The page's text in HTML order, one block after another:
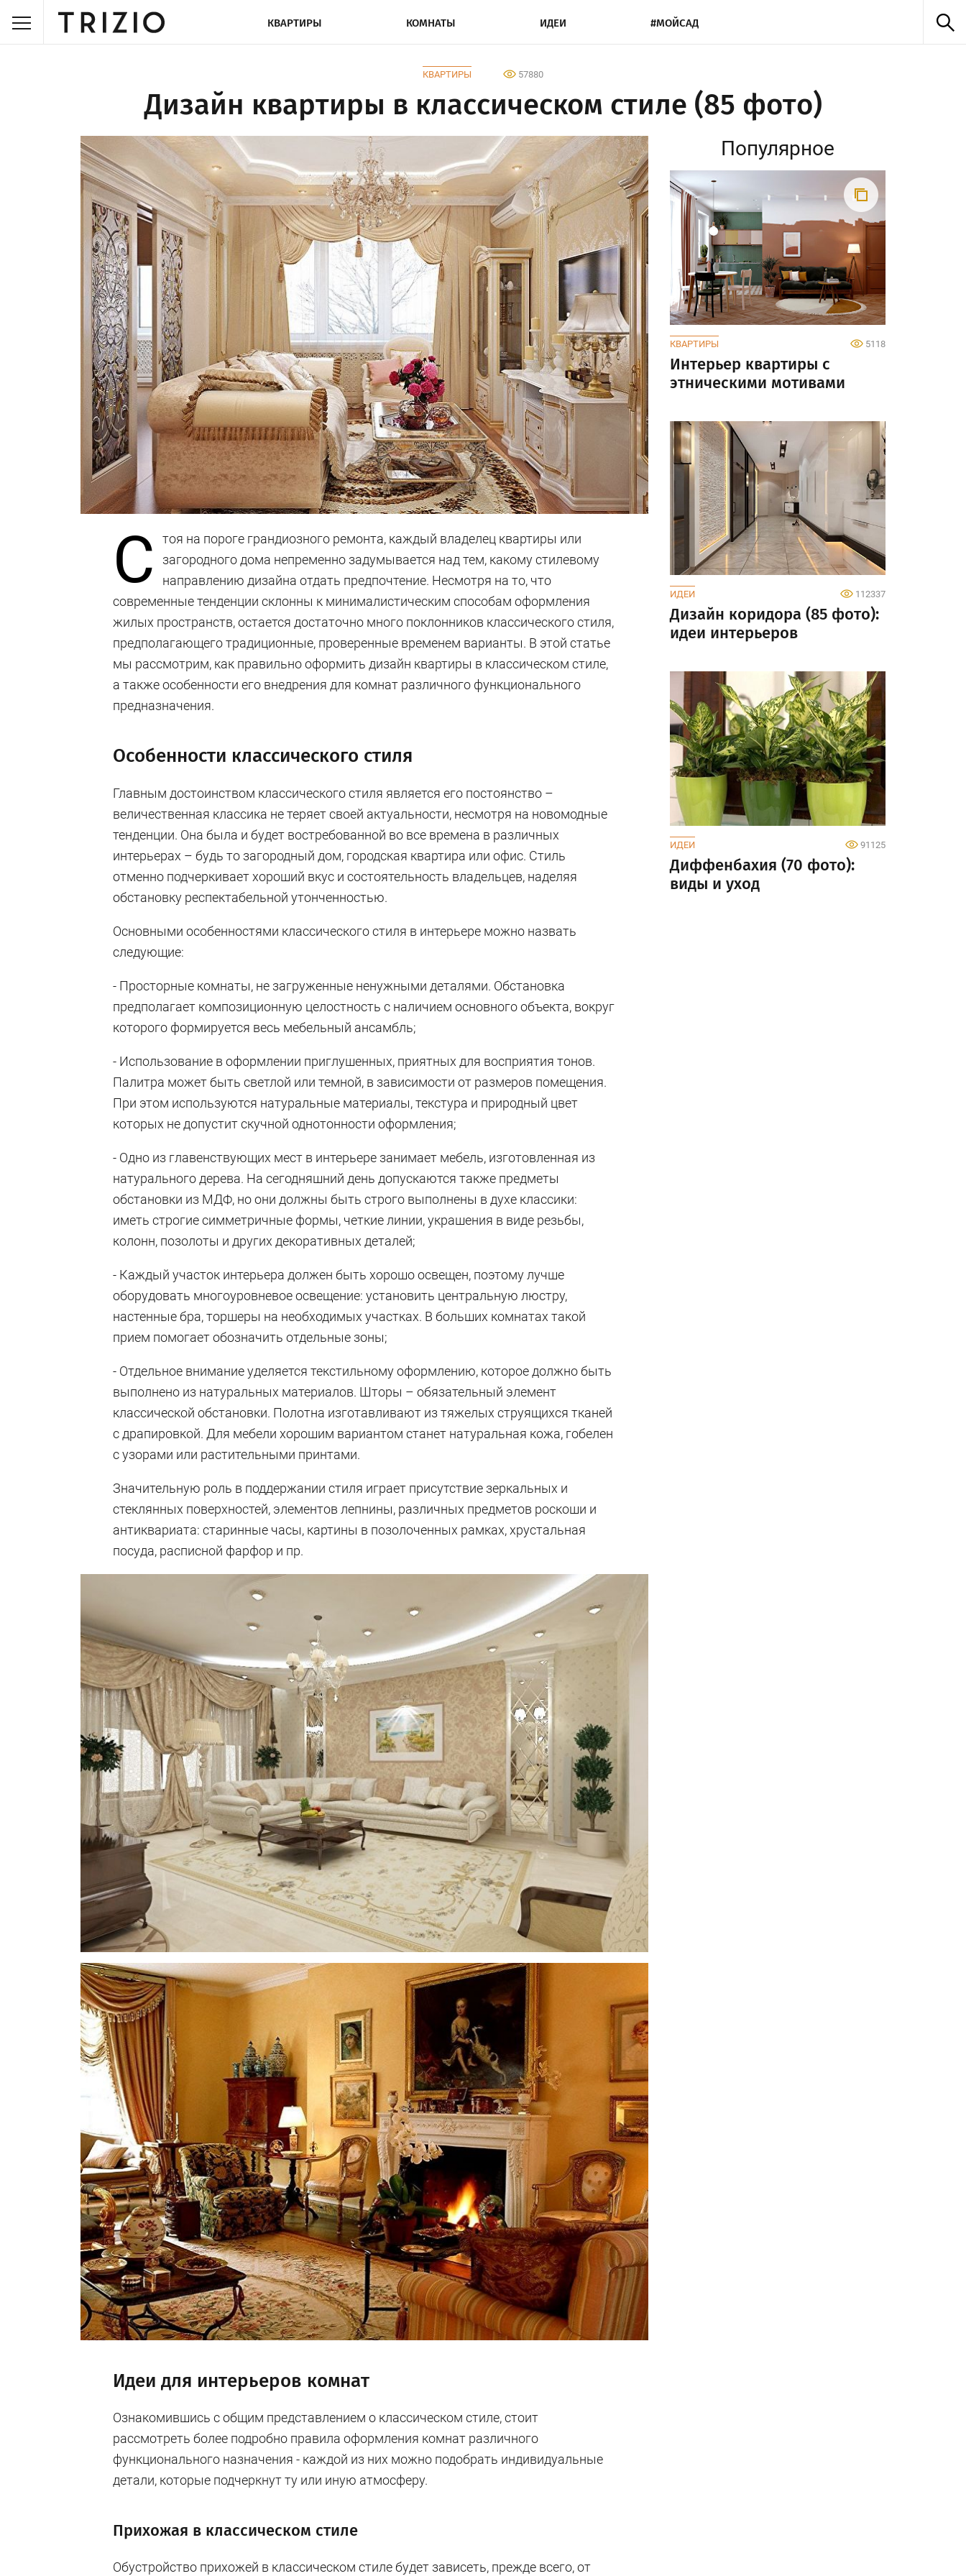
КВАРТИРЫ КОМНАТЫ ИДЕИ #МОЙСАД
КВАРТИРЫ 57880
Дизайн квартиры в классическом стиле (85 фото)
С
тоя на пороге грандиозного ремонта, каждый владелец квартиры или
загородного дома непременно задумывается над тем, какому стилевому
направлению дизайна отдать предпочтение. Несмотря на то, что
современные тенденции склонны к минималистическим способам оформления
жилых пространств, остается достаточно много поклонников классического стиля,
предполагающего традиционные, проверенные временем варианты. В этой статье
мы рассмотрим, как правильно оформить дизайн квартиры в классическом стиле,
а также особенности его внедрения для комнат различного функционального
предназначения.
Особенности классического стиля
Главным достоинством классического стиля является его постоянство –
величественная классика не теряет своей актуальности, несмотря на новомодные
тенденции. Она была и будет востребованной во все времена в различных
интерьерах – будь то загородный дом, городская квартира или офис. Стиль
отменно подчеркивает хороший вкус и состоятельность владельцев, наделяя
обстановку респектабельной утонченностью.
Основными особенностями классического стиля в интерьере можно назвать
следующие:
- Просторные комнаты, не загруженные ненужными деталями. Обстановка
предполагает композиционную целостность с наличием основного объекта, вокруг
которого формируется весь мебельный ансамбль;
- Использование в оформлении приглушенных, приятных для восприятия тонов.
Палитра может быть светлой или темной, в зависимости от размеров помещения.
При этом используются натуральные материалы, текстура и природный цвет
которых не допустит скучной однотонности оформления;
- Одно из главенствующих мест в интерьере занимает мебель, изготовленная из
натурального дерева. На сегодняшний день допускаются также предметы
обстановки из МДФ, но они должны быть строго выполнены в духе классики:
иметь строгие симметричные формы, четкие линии, украшения в виде резьбы,
колонн, позолоты и других декоративных деталей;
- Каждый участок интерьера должен быть хорошо освещен, поэтому лучше
оборудовать многоуровневое освещение: установить центральную люстру,
настенные бра, торшеры на необходимых участках. В больших комнатах такой
прием помогает обозначить отдельные зоны;
- Отдельное внимание уделяется текстильному оформлению, которое должно быть
выполнено из натуральных материалов. Шторы – обязательный элемент
классической обстановки. Полотна изготавливают из тяжелых струящихся тканей
с драпировкой. Для мебели хорошим вариантом станет натуральная кожа, гобелен
с узорами или растительными принтами.
Значительную роль в поддержании стиля играет присутствие зеркальных и
стеклянных поверхностей, элементов лепнины, различных предметов роскоши и
антиквариата: старинные часы, картины в позолоченных рамках, хрустальная
посуда, расписной фарфор и пр.
Идеи для интерьеров комнат
Ознакомившись с общим представлением о классическом стиле, стоит
рассмотреть более подробно правила оформления комнат различного
функционального назначения - каждой из них можно подобрать индивидуальные
детали, которые подчеркнут ту или иную атмосферу.
Прихожая в классическом стиле
Обустройство прихожей в классическом стиле будет зависеть, прежде всего, от
Популярное
КВАРТИРЫ 5118
Интерьер квартиры с
этническими мотивами
ИДЕИ 112337
Дизайн коридора (85 фото):
идеи интерьеров
ИДЕИ 91125
Диффенбахия (70 фото):
виды и уход